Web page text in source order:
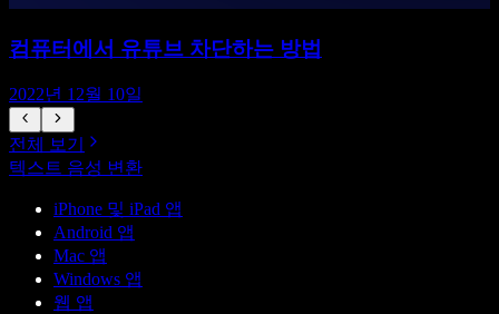
컴퓨터에서 유튜브 차단하는 방법
2022년 12월 10일
전체 보기
텍스트 음성 변환
iPhone 및 iPad 앱
Android 앱
Mac 앱
Windows 앱
웹 앱